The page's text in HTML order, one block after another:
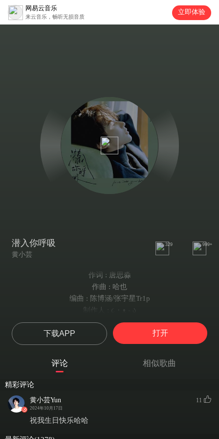
网易云音乐
来云音乐，畅听无损音质
立即体验
潜入你呼吸
黄小芸
329 999+
作词 : 唐思淼
作曲 : 哈也
编曲 : 陈博涵/张宇星Tr1p
制作人 : ૮・ᴥ - ა
Verse1：
我想听你说
晚风赊了一段月色
我屏住呼吸走进去走进去走进去
下载APP 打开
评论 相似歌曲
精彩评论
黄小芸Yun
2024年10月17日
11
祝我生日快乐哈哈